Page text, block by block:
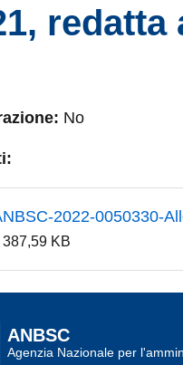
redatta
No
2022-0050330-
387,59 KB
ANBSC
Agenzia Nazionale per